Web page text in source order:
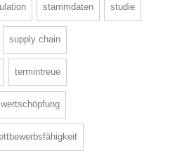
stammdaten studie
supply chain
termintreue
wertschöpfung